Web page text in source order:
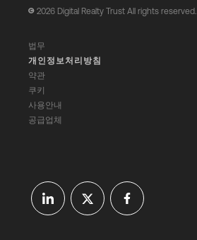
2026 Digital Realty Trust All rights reserved.
법무
개인정보처리방침
약관
쿠키
사용안내
공급업체